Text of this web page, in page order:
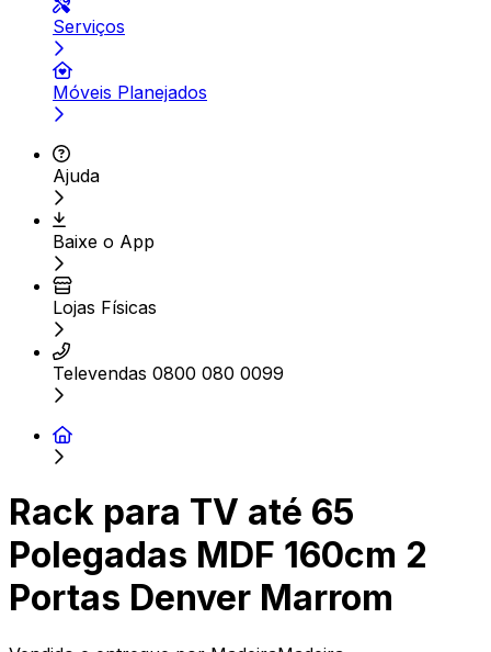
Serviços
Móveis Planejados
Ajuda
Baixe o App
Lojas Físicas
Televendas 0800 080 0099
Rack para TV até 65
Polegadas MDF 160cm 2
Portas Denver Marrom